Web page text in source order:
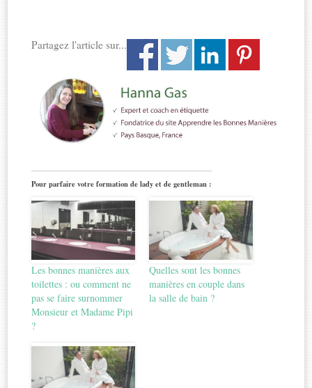
Partagez l'article sur...
Pour parfaire votre formation de lady et de gentleman :
Les bonnes manières aux
toilettes : ou comment ne
pas se faire surnommer
Monsieur et Madame Pipi
?
Quelles sont les bonnes
manières en couple dans
la salle de bain ?